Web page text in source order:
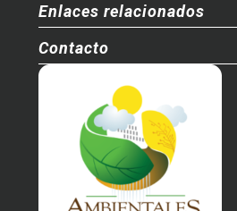
Enlaces relacionados
Contacto